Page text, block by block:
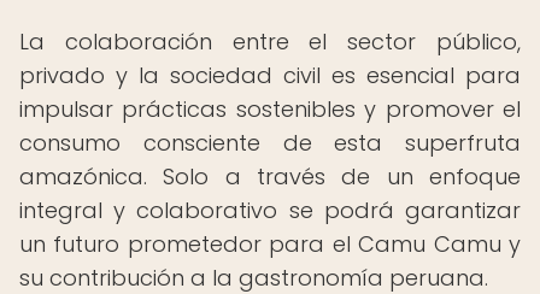
La colaboración entre el sector público,
privado y la sociedad civil es esencial para
impulsar prácticas sostenibles y promover el
consumo consciente de esta superfruta
amazónica. Solo a través de un enfoque
integral y colaborativo se podrá garantizar
un futuro prometedor para el Camu Camu y
su contribución a la gastronomía peruana.